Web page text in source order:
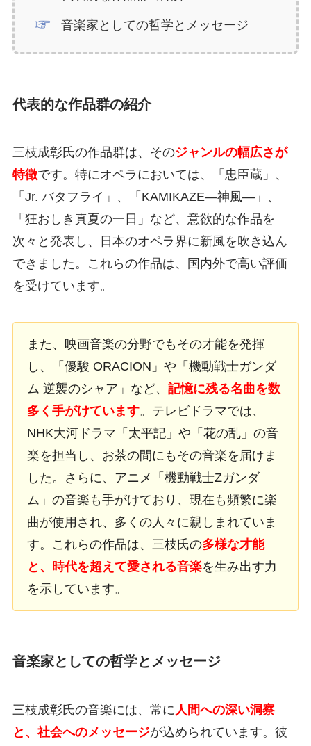
音楽家としての哲学とメッセージ
代表的な作品群の紹介
三枝成彰氏の作品群は、そのジャンルの幅広さが
特徴です。特にオペラにおいては、「忠臣蔵」、
「Jr. バタフライ」、「KAMIKAZE―神風―」、
「狂おしき真夏の一日」など、意欲的な作品を
次々と発表し、日本のオペラ界に新風を吹き込ん
できました。これらの作品は、国内外で高い評価
を受けています。
また、映画音楽の分野でもその才能を発揮
し、「優駿 ORACION」や「機動戦士ガンダ
ム 逆襲のシャア」など、 記憶に残る名曲を数
多く手がけています。テレビドラマでは、
NHK大河ドラマ「太平記」や「花の乱」の音
楽を担当し、お茶の間にもその音楽を届けま
した。さらに、アニメ「機動戦士Zガンダ
ム」の音楽も手がけており、現在も頻繁に楽
曲が使用され、多くの人々に親しまれていま
す。これらの作品は、三枝氏の多様な才能
と、時代を超えて愛される音楽を生み出す力
を示しています。
音楽家としての哲学とメッセージ
三枝成彰氏の音楽には、常に 人間への深い洞察
と、社会へのメッセージが込められています。彼